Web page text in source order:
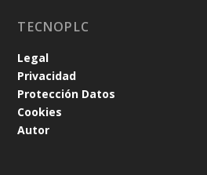
TECNOPLC
Legal
Privacidad
Protección Datos
Cookies
Autor